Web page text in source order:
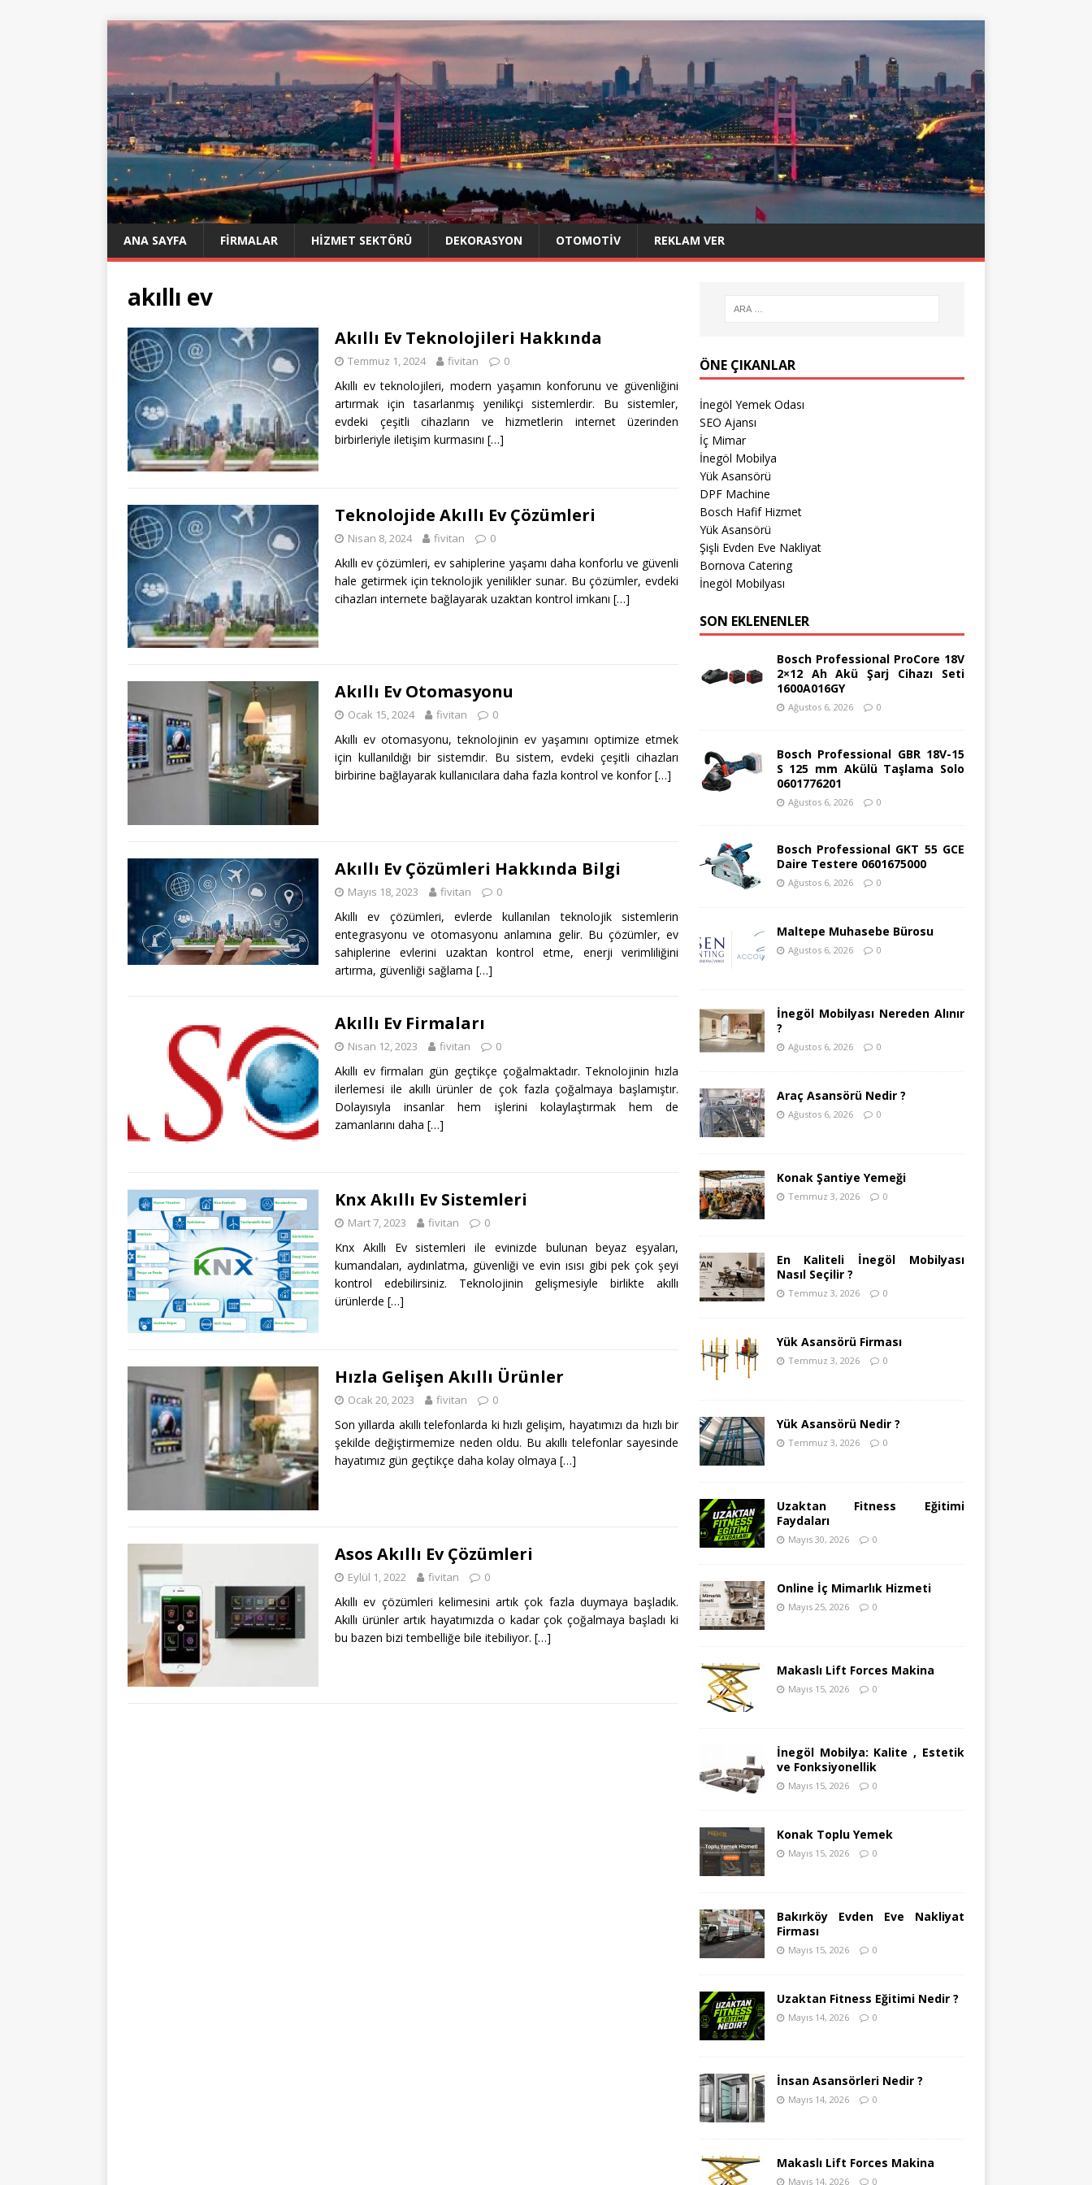
ANA SAYFA FIRMALAR HIZMET SEKTÖRÜ DEKORASYON OTOMOTIV REKLAM VER
akıllı ev
Akıllı Ev Teknolojileri Hakkında
Temmuz 1, 2024 fivitan 0
Akıllı ev teknolojileri, modern yaşamın konforunu ve güvenliğini
artırmak için tasarlanmış yenilikçi sistemlerdir. Bu sistemler,
evdeki çeşitli cihazların ve hizmetlerin internet üzerinden
birbirleriyle iletişim kurmasını […]
Teknolojide Akıllı Ev Çözümleri
Nisan 8, 2024 fivitan 0
Akıllı ev çözümleri, ev sahiplerine yaşamı daha konforlu ve güvenli
hale getirmek için teknolojik yenilikler sunar. Bu çözümler, evdeki
cihazları internete bağlayarak uzaktan kontrol imkanı […]
Akıllı Ev Otomasyonu
Ocak 15, 2024 fivitan 0
Akıllı ev otomasyonu, teknolojinin ev yaşamını optimize etmek
için kullanıldığı bir sistemdir. Bu sistem, evdeki çeşitli cihazları
birbirine bağlayarak kullanıcılara daha fazla kontrol ve konfor[…]
Akıllı Ev Çözümleri Hakkında Bilgi
Mayıs 18, 2023 fivitan 0
Akıllı ev çözümleri, evlerde kullanılan teknolojik sistemlerin
entegrasyonu ve otomasyonu anlamına gelir. Bu çözümler, ev
sahiplerine evlerini uzaktan kontrol etme, enerji verimliliğini
artırma, güvenliği sağlama […]
Akıllı Ev Firmaları
Nisan 12, 2023 fivitan 0
Akıllı ev firmaları gün geçtikçe çoğalmaktadır. Teknolojinin hızla
ilerlemesi ile akıllı ürünler de çok fazla çoğalmaya başlamıştır.
Dolayısıyla insanlar hem işlerini kolaylaştırmak hem de
zamanlarını daha […]
Knx Akıllı Ev Sistemleri
Mart 7, 2023 fivitan 0
Knx Akıllı Ev sistemleri ile evinizde bulunan beyaz eşyaları,
kumandaları, aydınlatma, güvenliği ve evin ısısı gibi pek çok şeyi
kontrol edebilirsiniz. Teknolojinin gelişmesiyle birlikte akıllı
ürünlerde […]
Hızla Gelişen Akıllı Ürünler
Ocak 20, 2023 fivitan 0
Son yıllarda akıllı telefonlarda ki hızlı gelişim, hayatımızı da hızlı bir
şekilde değiştirmemize neden oldu. Bu akıllı telefonlar sayesinde
hayatımız gün geçtikçe daha kolay olmaya […]
Asos Akıllı Ev Çözümleri
Eylül 1, 2022 fivitan 0
Akıllı ev çözümleri kelimesini artık çok fazla duymaya başladık.
Akıllı ürünler artık hayatımızda o kadar çok çoğalmaya başladı ki
bu bazen bizi tembelliğe bile itebiliyor. […]
ÖNE ÇIKANLAR
İnegöl Yemek Odası
SEO Ajansı
İç Mimar
İnegöl Mobilya
Yük Asansörü
DPF Machine
Bosch Hafif Hizmet
Yük Asansörü
Şişli Evden Eve Nakliyat
Bornova Catering
İnegöl Mobilyası
SON EKLENENLER
Bosch Professional ProCore 18V
2×12 Ah Akü Şarj Cihazı Seti
1600A016GY
Ağustos 6, 2026 0
Bosch Professional GBR 18V-15
S 125 mm Akülü Taşlama Solo
0601776201
Ağustos 6, 2026 0
Bosch Professional GKT 55 GCE
Daire Testere 0601675000
Ağustos 6, 2026 0
Maltepe Muhasebe Bürosu
Ağustos 6, 2026 0
İnegöl Mobilyası Nereden Alınır
?
Ağustos 6, 2026 0
Araç Asansörü Nedir ?
Ağustos 6, 2026 0
Konak Şantiye Yemeği
Temmuz 3, 2026 0
En Kaliteli İnegöl Mobilyası
Nasıl Seçilir ?
Temmuz 3, 2026 0
Yük Asansörü Firması
Temmuz 3, 2026 0
Yük Asansörü Nedir ?
Temmuz 3, 2026 0
Uzaktan Fitness Eğitimi
Faydaları
Mayıs 30, 2026 0
Online İç Mimarlık Hizmeti
Mayıs 25, 2026 0
Makaslı Lift Forces Makina
Mayıs 15, 2026 0
İnegöl Mobilya: Kalite , Estetik
ve Fonksiyonellik
Mayıs 15, 2026 0
Konak Toplu Yemek
Mayıs 15, 2026 0
Bakırköy Evden Eve Nakliyat
Firması
Mayıs 15, 2026 0
Uzaktan Fitness Eğitimi Nedir ?
Mayıs 14, 2026 0
İnsan Asansörleri Nedir ?
Mayıs 14, 2026 0
Makaslı Lift Forces Makina
Mayıs 14, 2026 0